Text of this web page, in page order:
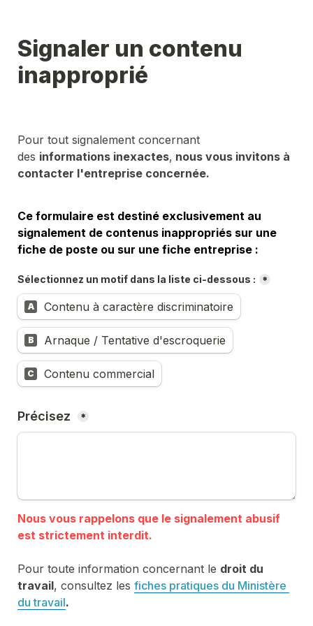
Signaler un contenu
inapproprié
Pour tout signalement concernant
des informations inexactes, nous vous invitons à
contacter l'entreprise concernée.
Ce formulaire est destiné exclusivement au
signalement de contenus inappropriés sur une
fiche de poste ou sur une fiche entreprise :
Sélectionnez un motif dans la liste ci-dessous : *
A Contenu à caractère discriminatoire
B Arnaque / Tentative d'escroquerie
C Contenu commercial
Précisez *
Nous vous rappelons que le signalement abusif
Pour toute information concernant le droit du
travail, consultez les fiches pratiques du Ministère
du travail